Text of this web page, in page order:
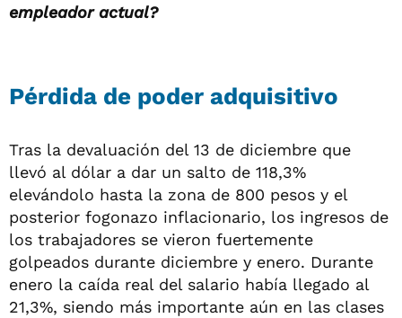
empleador actual?
Pérdida de poder adquisitivo
Tras la devaluación del 13 de diciembre que
llevó al dólar a dar un salto de 118,3%
elevándolo hasta la zona de 800 pesos y el
posterior fogonazo inflacionario, los ingresos de
los trabajadores se vieron fuertemente
golpeados durante diciembre y enero. Durante
enero la caída real del salario había llegado al
21,3%, siendo más importante aún en las clases